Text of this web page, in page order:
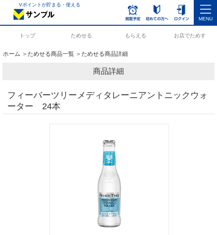
Vポイントが貯まる・使える
MENU
トップ ためせる もらえる お店でためす
ホーム ＞ためせる商品一覧 ＞ためせる商品詳細
商品詳細
フィーバーツリーメディタレーニアントニックウォ
ーター 24本